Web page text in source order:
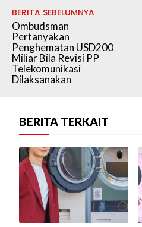
BERITA SEBELUMNYA
Ombudsman
Pertanyakan
Penghematan USD200
Miliar Bila Revisi PP
Telekomunikasi
Dilaksanakan
BERITA TERKAIT